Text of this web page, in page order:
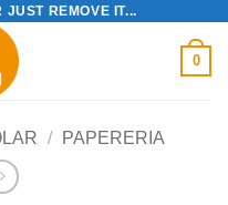
REMOVE IT...
0
/ PAPERERIA